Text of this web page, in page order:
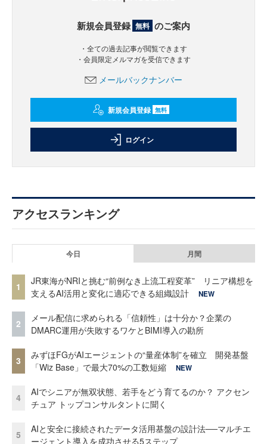
新規会員登録 無料 のご案内
・全ての過去記事が閲覧できます
・会員限定メルマガを受信できます
メールバックナンバー
新規会員登録 無料
ログイン
アクセスランキング
今日 月間
1
JR東海がNRIと挑む“前例なき上流工程変革” リニア構想を
支えるAI活用と変化に適応できる組織設計
NEW
2
メール配信に求められる「信頼性」は十分か？企業の
DMARC運用が失敗するワケとBIMI導入の勘所
3
みずほFGがAIエージェントの“量産体制”を確立 開発基盤
「Wiz Base」で最大70%の工数短縮
NEW
4
AIでシニアが無双状態、若手をどう育てるのか？ アクセン
チュア トップコンサルタントに聞く
5
AIと安全に接続されたデータ活用基盤の設計法──マルチエ
ージェント導入を成功させる5ステップ